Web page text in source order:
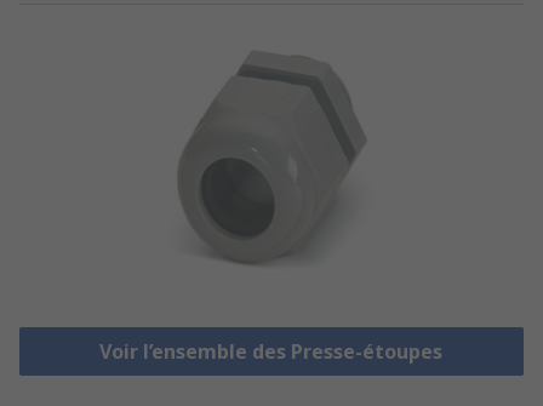
Voir l’ensemble des Presse-étoupes